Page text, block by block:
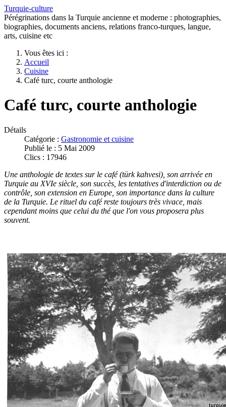
Turquie-culture
Pérégrinations dans la Turquie ancienne et moderne : photographies,
biographies, documents anciens, relations franco-turques, langue,
arts, cuisine etc
Vous êtes ici :
Accueil
Cuisine
Café turc, courte anthologie
Café turc, courte anthologie
Détails
Catégorie : Gastronomie et cuisine
Publié le : 5 Mai 2009
Clics : 17946
Une anthologie de textes sur le café (türk kahvesi), son arrivée en
Turquie au XVIe siècle, son succès, les tentatives d'interdiction ou de
contrôle, son extension en Europe, son importance dans la culture
de la Turquie. Le rituel du café reste toujours très vivace, mais
cependant moins que celui du thé que l'on vous proposera plus
souvent.